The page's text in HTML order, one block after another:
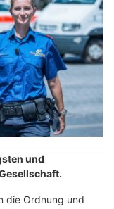
und
die Ordnung und